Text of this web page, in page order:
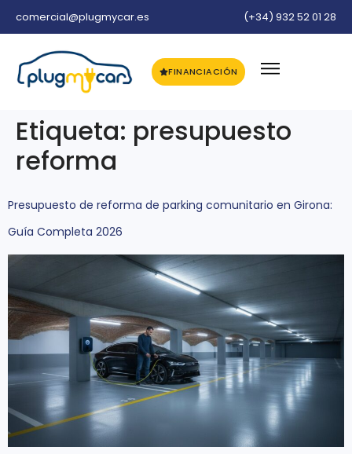
comercial@plugmycar.es (+34) 932 52 01 28
FINANCIACIÓN
Etiqueta: presupuesto
reforma
Presupuesto de reforma de parking comunitario en Girona:
Guía Completa 2026